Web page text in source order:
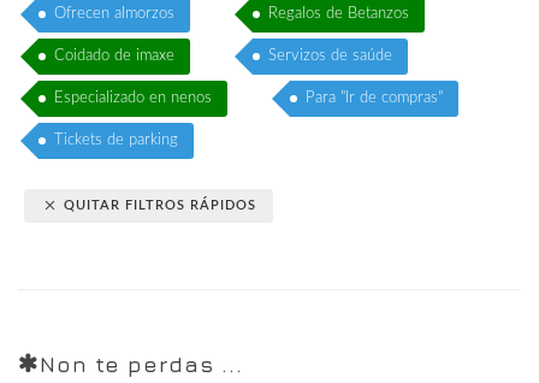
Ofrecen almorzos Regalos de Betanzos
Coidado de imaxe Servizos de saúde
Especializado en nenos Para "Ir de compras"
Tickets de parking
QUITAR FILTROS RÁPIDOS
Non te perdas ...